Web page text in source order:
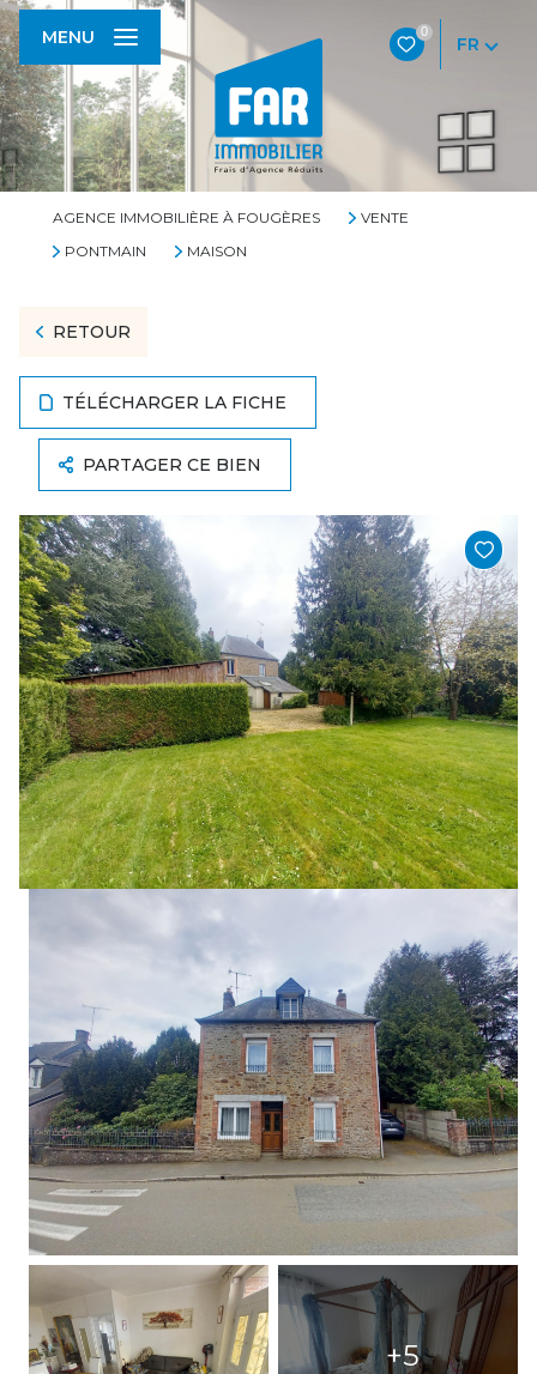
0
FR
MENU
AGENCE IMMOBILIÈRE À FOUGÈRES
VENTE
PONTMAIN
MAISON
RETOUR
TÉLÉCHARGER LA FICHE
PARTAGER CE BIEN
+5